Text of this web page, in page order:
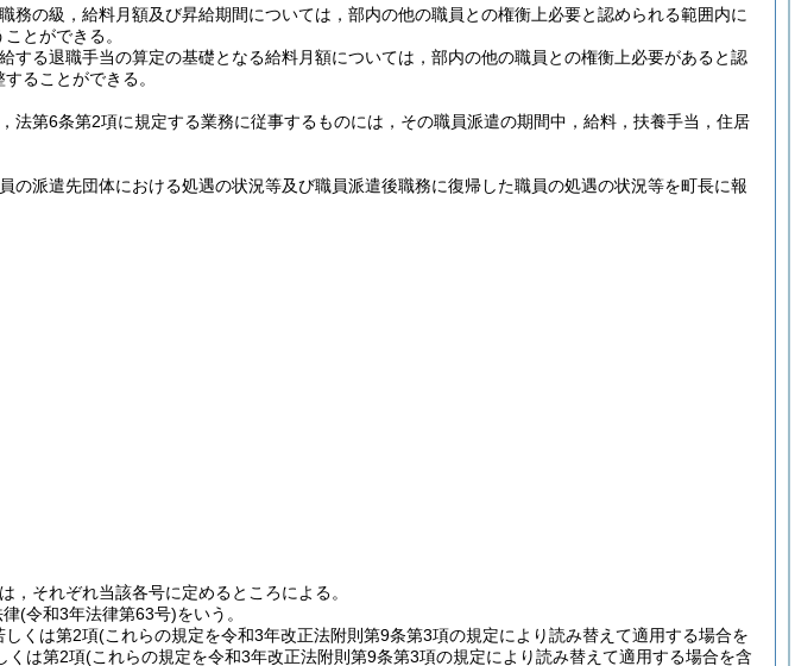
務の級，給料月額及び昇給期間については，部内の他の職員との権衡上必要と認められる範囲内に
とができる。
する退職手当の算定の基礎となる給料月額については，部内の他の職員との権衡上必要があると認
ることができる。
法第6条第2項に規定する業務に従事するものには，その職員派遣の期間中，給料，扶養手当，住居
の派遣先団体における処遇の状況等及び職員派遣後職務に復帰した職員の処遇の状況等を町長に報
，それぞれ当該各号に定めるところによる。
(令和3年法律第63号)をいう。
くは第2項(これらの規定を令和3年改正法附則第9条第3項の規定により読み替えて適用する場合を
くは第2項(これらの規定を令和3年改正法附則第9条第3項の規定により読み替えて適用する場合を含